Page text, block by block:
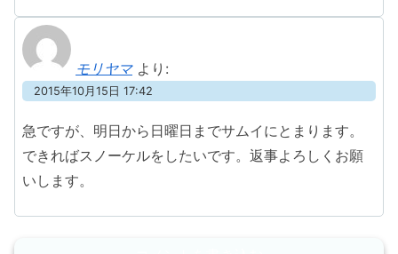
モリヤマ より:
2015年10月15日 17:42
急ですが、明日から日曜日までサムイにとまります。
できればスノーケルをしたいです。返事よろしくお願
いします。